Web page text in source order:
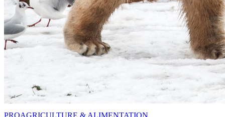
PROAGRICULTURE & ALIMENTATION